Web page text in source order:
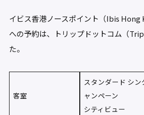
イビス香港ノースポイント（Ibis Hong
への予約は、トリップドットコム（
た。
客室
スタンダード シ
ャンペーン
シティビュー